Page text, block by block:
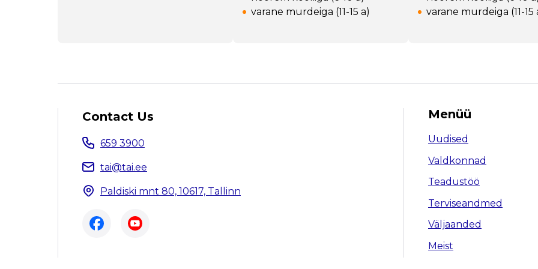
varane murdeiga (11-15 a)
varane murdeiga (11-15
Contact Us
659 3900
tai@tai.ee
Paldiski mnt 80, 10617, Tallinn
Menüü
Uudised
Valdkonnad
Teadustöö
Terviseandmed
Väljaanded
Meist